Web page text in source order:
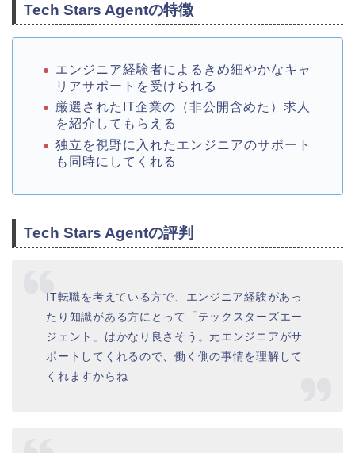
Tech Stars Agentの特徴
エンジニア経験者によるきめ細やかなキャ
リアサポートを受けられる
厳選されたIT企業の（非公開含めた）求人
を紹介してもらえる
独立を視野に入れたエンジニアのサポート
も同時にしてくれる
Tech Stars Agentの評判
IT転職を考えている方で、エンジニア経験があっ
たり知識がある方にとって「テックスターズエー
ジェント」はかなり良さそう。 元エンジニアがサ
ポートしてくれるので、働く側の事情を理解して
くれますからね